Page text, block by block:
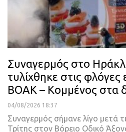
Συναγερμός στο
τυλίχθηκε στις φλόγες
ΒΟΑΚ – Κομμένος στα
04/08/2026 18:37
Συναγερμός σήμανε λίγο μετά
Τρίτης στον Βόρειο Οδικό